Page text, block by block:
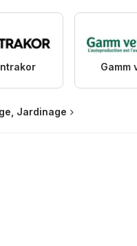
Gamm
Jardinage